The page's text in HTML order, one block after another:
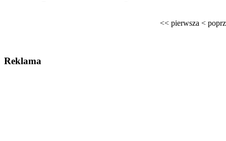
<< pierwsza <
Reklama